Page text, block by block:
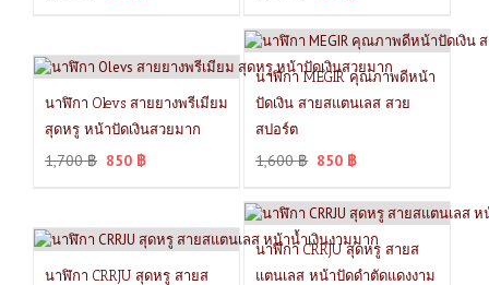
นาฬิกา Olevs สายยางพรีเมียม
สุดหรู หน้าปัดเงินสวยมาก
1,700฿ 850 ฿
นาฬิกา MEGIR คุณภาพดีหน้า
ปัดเงิน สายสแตนเลส สวย
สปอร์ต
1,600฿ 850 ฿
นาฬิกา CRRJU สุดหรู สายส
นาฬิกา CRRJU สุดหรู สายส
แตนเลส หน้าปัดดำตัดแดงงาม